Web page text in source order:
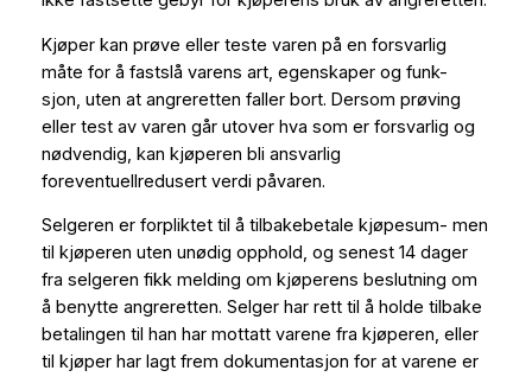
Kjøper kan prøve eller teste varen på en forsvarlig
måte for å fastslå varens art, egenskaper og funk-
sjon, uten at angreretten faller bort. Dersom prøving
eller test av varen går utover hva som er forsvarlig og
nødvendig, kan kjøperen bli ansvarlig
foreventuellredusert verdi påvaren.
Selgeren er forpliktet til å tilbakebetale kjøpesum- men
til kjøperen uten unødig opphold, og senest 14 dager
fra selgeren fikk melding om kjøperens beslutning om
å benytte angreretten. Selger har rett til å holde tilbake
betalingen til han har mottatt varene fra kjøperen, eller
til kjøper har lagt frem dokumentasjon for at varene er